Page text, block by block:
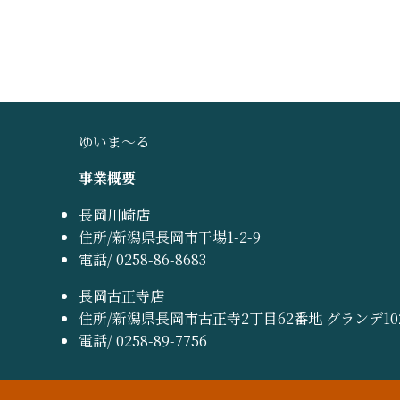
ゆいま～る
事業概要
長岡川崎店
住所/新潟県長岡市干場1-2-9
電話/ 0258-86-8683
長岡古正寺店
住所/新潟県長岡市古正寺2丁目62番地 グランデ
電話/ 0258-89-7756